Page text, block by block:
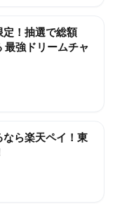
！抽選で総額
強ドリームチャ
ら楽天ペイ！東